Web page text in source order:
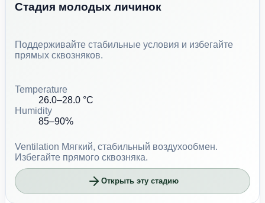
Стадия молодых личинок
Поддерживайте стабильные условия и избегайте
прямых сквозняков.
Temperature
26.0–28.0 °C
Humidity
85–90%
Ventilation Мягкий, стабильный воздухообмен.
Избегайте прямого сквозняка.
Открыть эту стадию